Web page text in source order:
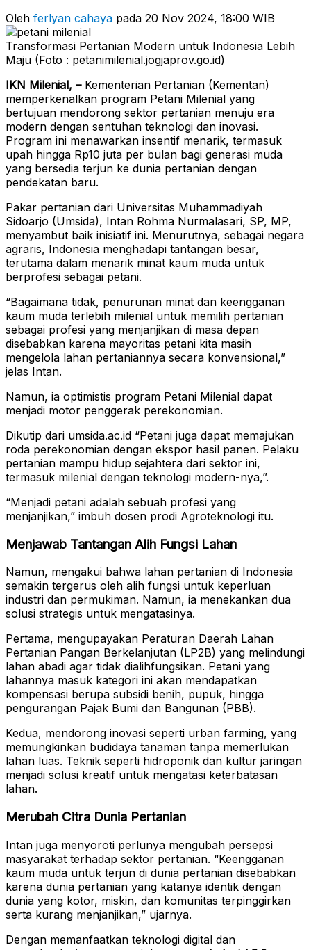
Oleh ferlyan cahaya pada 20 Nov 2024, 18:00 WIB
Transformasi Pertanian Modern untuk Indonesia Lebih
Maju (Foto : petanimilenial.jogjaprov.go.id)
IKN Milenial, –Kementerian Pertanian (Kementan)
memperkenalkan program Petani Milenial yang
bertujuan mendorong sektor pertanian menuju era
modern dengan sentuhan teknologi dan inovasi.
Program ini menawarkan insentif menarik, termasuk
upah hingga Rp10 juta per bulan bagi generasi muda
yang bersedia terjun ke dunia pertanian dengan
pendekatan baru.
Pakar pertanian dari Universitas Muhammadiyah
Sidoarjo (Umsida), Intan Rohma Nurmalasari, SP, MP,
menyambut baik inisiatif ini. Menurutnya, sebagai negara
agraris, Indonesia menghadapi tantangan besar,
terutama dalam menarik minat kaum muda untuk
berprofesi sebagai petani.
“Bagaimana tidak, penurunan minat dan keengganan
kaum muda terlebih milenial untuk memilih pertanian
sebagai profesi yang menjanjikan di masa depan
disebabkan karena mayoritas petani kita masih
mengelola lahan pertaniannya secara konvensional,”
jelas Intan.
Namun, ia optimistis program Petani Milenial dapat
menjadi motor penggerak perekonomian.
Dikutip dari umsida.ac.id “Petani juga dapat memajukan
roda perekonomian dengan ekspor hasil panen. Pelaku
pertanian mampu hidup sejahtera dari sektor ini,
termasuk milenial dengan teknologi modern-nya,”.
“Menjadi petani adalah sebuah profesi yang
menjanjikan,” imbuh dosen prodi Agroteknologi itu.
Menjawab Tantangan Alih Fungsi Lahan
Namun, mengakui bahwa lahan pertanian di Indonesia
semakin tergerus oleh alih fungsi untuk keperluan
industri dan permukiman. Namun, ia menekankan dua
solusi strategis untuk mengatasinya.
Pertama, mengupayakan Peraturan Daerah Lahan
Pertanian Pangan Berkelanjutan (LP2B) yang melindungi
lahan abadi agar tidak dialihfungsikan. Petani yang
lahannya masuk kategori ini akan mendapatkan
kompensasi berupa subsidi benih, pupuk, hingga
pengurangan Pajak Bumi dan Bangunan (PBB).
Kedua, mendorong inovasi seperti urban farming, yang
memungkinkan budidaya tanaman tanpa memerlukan
lahan luas. Teknik seperti hidroponik dan kultur jaringan
menjadi solusi kreatif untuk mengatasi keterbatasan
lahan.
Merubah Citra Dunia Pertanian
Intan juga menyoroti perlunya mengubah persepsi
masyarakat terhadap sektor pertanian. “Keengganan
kaum muda untuk terjun di dunia pertanian disebabkan
karena dunia pertanian yang katanya identik dengan
dunia yang kotor, miskin, dan komunitas terpinggirkan
serta kurang menjanjikan,” ujarnya.
Dengan memanfaatkan teknologi digital dan